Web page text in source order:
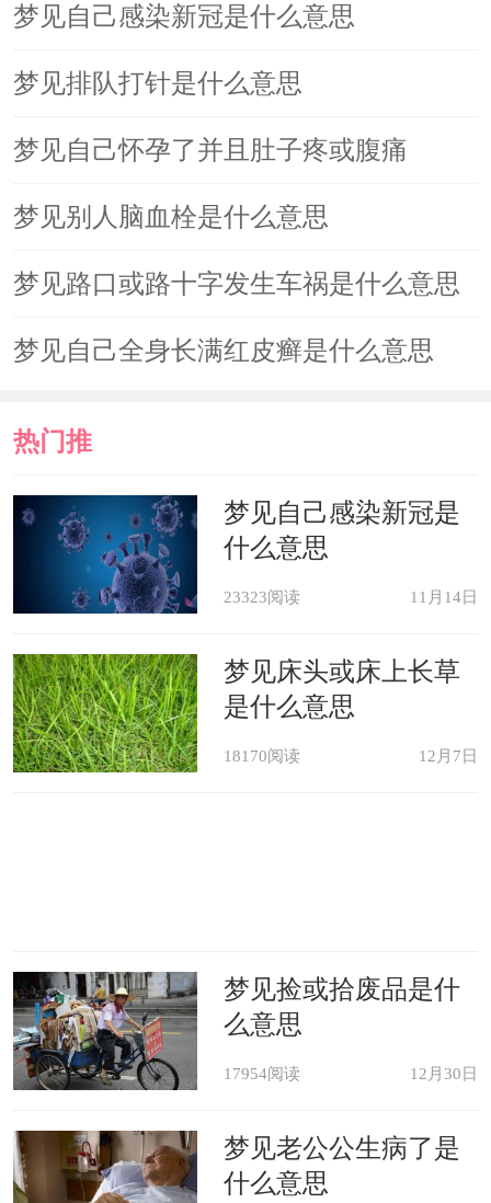
读
梦见自己感染新冠是什么意思
梦见排队打针是什么意思
梦见自己怀孕了并且肚子疼或腹痛
梦见别人脑血栓是什么意思
梦见路口或路十字发生车祸是什么意思
梦见自己全身长满红皮癣是什么意思
热门推
荐
梦见自己感染新冠是
什么意思
23323阅读 11月14日
梦见床头或床上长草
是什么意思
18170阅读 12月7日
梦见捡或拾废品是什
么意思
17954阅读 12月30日
梦见老公公生病了是
什么意思